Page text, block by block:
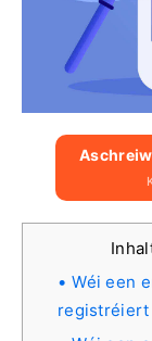
Wéi een
registréiert